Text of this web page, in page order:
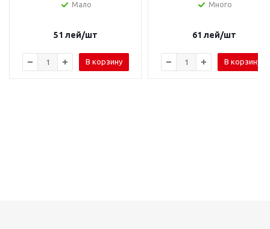
Мало
51 лей/шт
В корзину
Много
61 лей/шт
В корзину